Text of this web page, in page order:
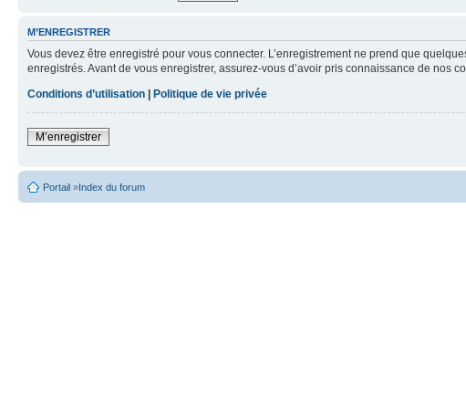
M’ENREGISTRER
Vous devez être enregistré pour vous connecter. L’enregistrement ne prend que
enregistrés. Avant de vous enregistrer, assurez-vous d’avoir pris connaissance de nos
Conditions d’utilisation | Politique de vie privée
M’enregistrer
Portail »Index du forum